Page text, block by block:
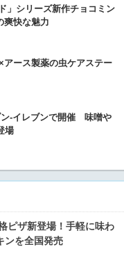
」シリーズ新作チョコミン
爽快な魅力
ース製薬の虫ケアステー
ン-イレブンで開催 味噌や
場
ピザ新登場！手軽に味わ
ンを全国発売